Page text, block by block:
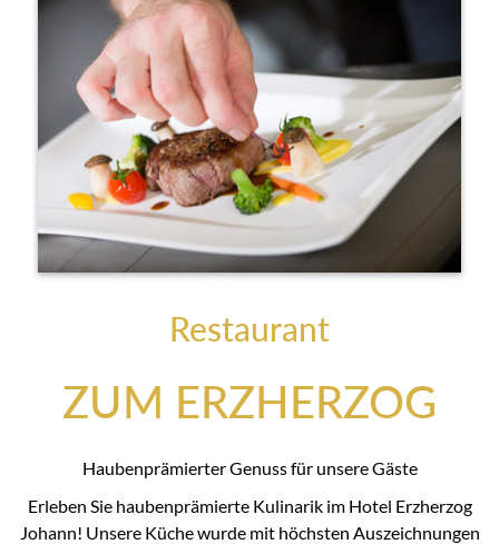
Restaurant
ZUM ERZHERZOG
Haubenprämierter Genuss für unsere Gäste
Erleben Sie haubenprämierte Kulinarik im Hotel Erzherzog
Johann! Unsere Küche wurde mit höchsten Auszeichnungen